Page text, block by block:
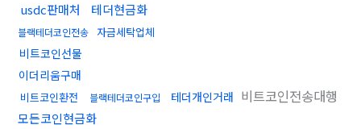
usdc판매처 테더현금화
블랙테더코인전송 자금세탁업체
비트코인선물
이더리움구매
비트코인환전 블랙테더코인구입 테더개인거래 비트코인전송대행
모든코인현금화